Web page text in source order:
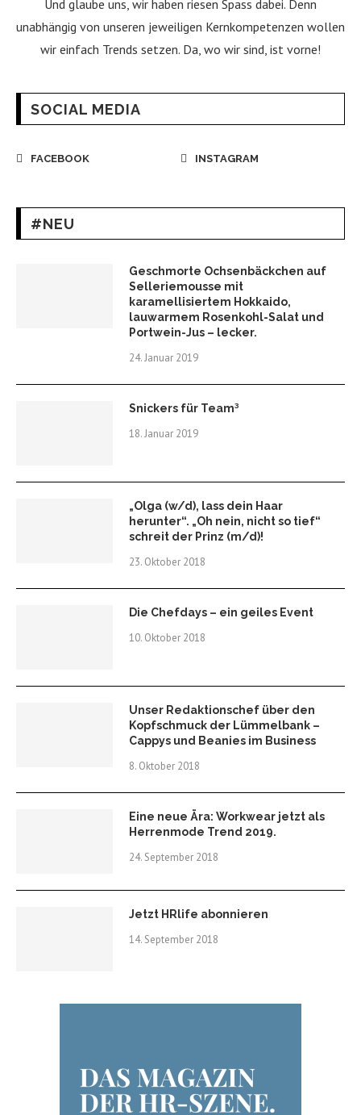
Und glaube uns, wir haben riesen Spass dabei. Denn
unabhängig von unseren jeweiligen Kernkompetenzen wollen
wir einfach Trends setzen. Da, wo wir sind, ist vorne!
SOCIAL MEDIA
FACEBOOK INSTAGRAM
#NEU
Geschmorte Ochsenbäckchen auf
Selleriemousse mit
karamellisiertem Hokkaido,
lauwarmem Rosenkohl-Salat und
Portwein-Jus – lecker.
24. Januar 2019
Snickers für Team³
18. Januar 2019
„Olga (w/d), lass dein Haar
herunter“. „Oh nein, nicht so tief“
schreit der Prinz (m/d)!
23. Oktober 2018
Die Chefdays – ein geiles Event
10. Oktober 2018
Unser Redaktionschef über den
Kopfschmuck der Lümmelbank –
Cappys und Beanies im Business
8. Oktober 2018
Eine neue Ära: Workwear jetzt als
Herrenmode Trend 2019.
24. September 2018
Jetzt HRlife abonnieren
14. September 2018